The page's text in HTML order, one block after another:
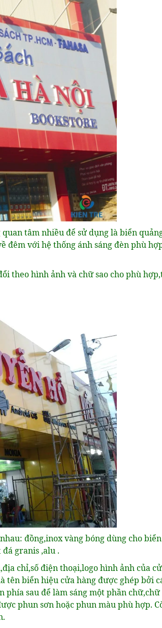
tâm nhiều để sử dụng là biển
đêm với hệ thống ánh sáng đèn phù
theo hình ảnh và chữ sao cho phù
đồng,inox vàng bóng dùng cho
granis ,alu .
chỉ,số điện thoại,logo hình ảnh của
tên biển hiệu cửa hàng được ghép bởi
phía sau để làm sáng một phần
phun sơn hoặc phun màu phù hợp.